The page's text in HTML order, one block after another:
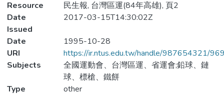
Resource
民生報, 台灣區運(84年高雄), 頁2
Date
Issued
2017-03-15T14:30:02Z
Date
1995-10-28
URI
https://ir.ntus.edu.tw/handle/987654321/
Subjects
全國運動會、台灣區運、省運會;鉛球、鏈
球、標槍、鐵餅
Type
other